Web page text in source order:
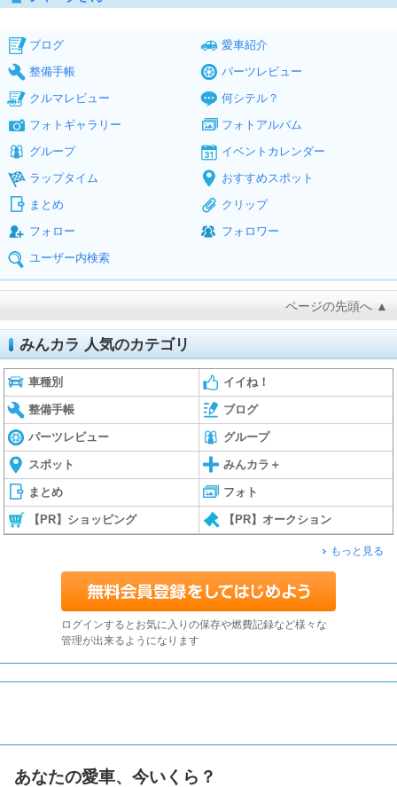
ブログ
愛車紹介
整備手帳
パーツレビュー
クルマレビュー
何シテル？
フォトギャラリー
フォトアルバム
グループ
イベントカレンダー
ラップタイム
おすすめスポット
まとめ
クリップ
フォロー
フォロワー
ユーザー内検索
ページの先頭へ ▲
みんカラ 人気のカテゴリ
車種別 イイね！
整備手帳 ブログ
パーツレビュー グループ
スポット みんカラ＋
まとめ フォト
【PR】ショッピング 【PR】オークション
もっと見る
ログインするとお気に入りの保存や燃費記録など様々な
管理が出来るようになります
あなたの愛車、今いくら？